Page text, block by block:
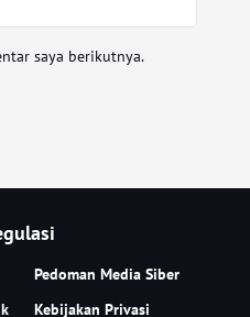
saya berikutnya.
Pedoman Media Siber
Kebijakan Privasi